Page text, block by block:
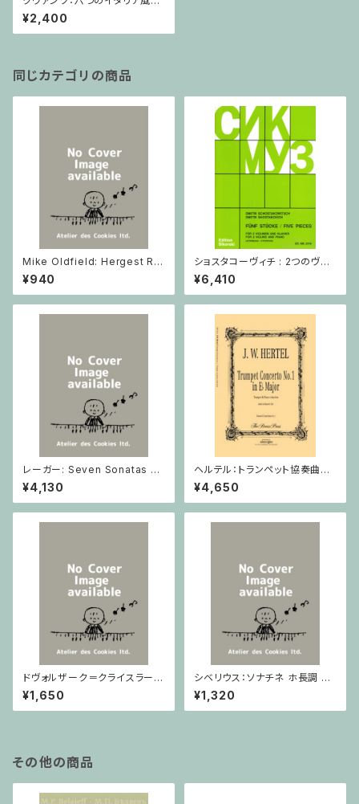
ナタ：/リコーダー(フルート）・ピ
アノ・通奏低音
¥2,400
同じカテゴリの商品
Mike Oldfield: Hergest Rid
ge / ピアノ
¥940
ショスタコーヴィチ : 2つのヴァ
イオリンとピアノのための 5つの
小品 / ヴァイオリン2とピアノ
¥6,410
レーガー: Seven Sonatas o
p. 91 Heft 2 / ヴァイオリン
¥4,130
ヘルテル：トランペット協奏曲第1
番 変ホ長調/トランペット・ピア
ノ
¥4,650
ドヴォルザーク＝クライスラー：
スラヴ幻想曲 ロ短調 from Op.
55-4, Op.75 / ヴァイオリンと
ピアノ
¥1,650
シベリウス：ソナチネ ホ長調 O
p.80 / ヴァイオリンとピアノ
¥1,320
その他の商品